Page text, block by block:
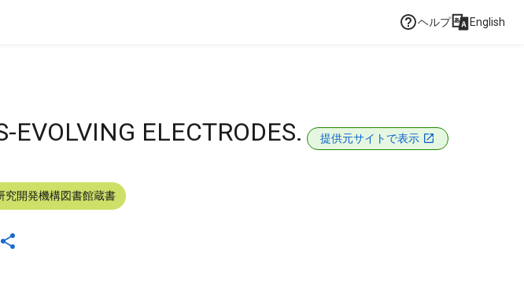
ヘルプ English
EVOLVING ELECTRODES. 提供元サイトで表示
究開発機構図書館蔵書